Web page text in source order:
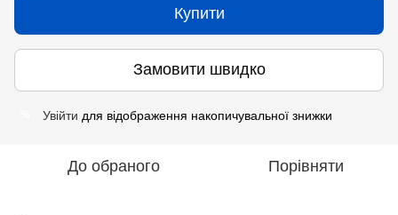
Купити
Замовити швидко
Увійти для відображення накопичувальної знижки
До обраного Порівняти